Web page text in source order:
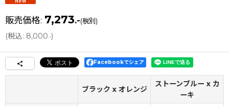
販売価格: 7,273.-(税別)
(税込: 8,000 .-)
Facebookでシェア
ブラック x オレンジ
ストーンブルー x カ
ーキ